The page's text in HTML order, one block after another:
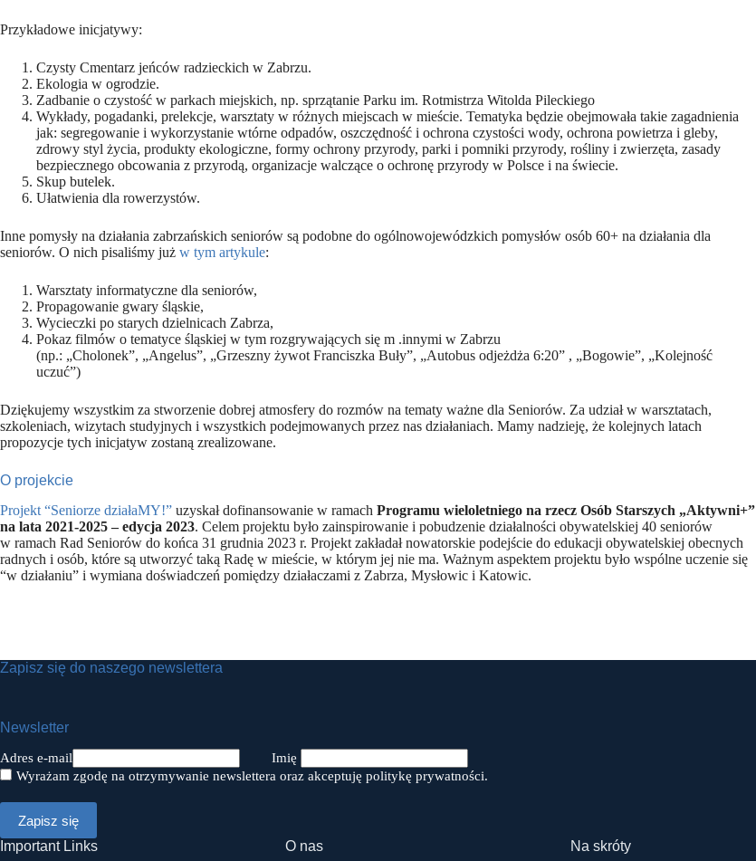
Przykładowe inicjatywy:
Czysty Cmentarz jeńców radzieckich w Zabrzu.
Ekologia w ogrodzie.
Zadbanie o czystość w parkach miejskich, np. sprzątanie Parku im. Rotmistrza Witolda Pileckiego
Wykłady, pogadanki, prelekcje, warsztaty w różnych miejscach w mieście. Tematyka będzie obejmowała takie zagadnienia
jak: segregowanie i wykorzystanie wtórne odpadów, oszczędność i ochrona czystości wody, ochrona powietrza i gleby,
zdrowy styl życia, produkty ekologiczne, formy ochrony przyrody, parki i pomniki przyrody, rośliny i zwierzęta, zasady
bezpiecznego obcowania z przyrodą, organizacje walczące o ochronę przyrody w Polsce i na świecie.
Skup butelek.
Ułatwienia dla rowerzystów.
Inne pomysły na działania zabrzańskich seniorów są podobne do ogólnowojewódzkich pomysłów osób 60+ na działania dla
seniorów. O nich pisaliśmy już w tym artykule:
Warsztaty informatyczne dla seniorów,
Propagowanie gwary śląskie,
Wycieczki po starych dzielnicach Zabrza,
Pokaz filmów o tematyce śląskiej w tym rozgrywających się m .innymi w Zabrzu
(np.: „Cholonek”, „Angelus”, „Grzeszny żywot Franciszka Buły”, „Autobus odjeżdża 6:20” , „Bogowie”, „Kolejność
uczuć”)
Dziękujemy wszystkim za stworzenie dobrej atmosfery do rozmów na tematy ważne dla Seniorów. Za udział w warsztatach,
szkoleniach, wizytach studyjnych i wszystkich podejmowanych przez nas działaniach. Mamy nadzieję, że kolejnych latach
propozycje tych inicjatyw zostaną zrealizowane.
O projekcie
Projekt “Seniorze działaMY!” uzyskał dofinansowanie w ramach Programu wieloletniego na rzecz Osób Starszych „Aktywni+”
na lata 2021-2025 – edycja 2023. Celem projektu było zainspirowanie i pobudzenie działalności obywatelskiej 40 seniorów
w ramach Rad Seniorów do końca 31 grudnia 2023 r. Projekt zakładał nowatorskie podejście do edukacji obywatelskiej obecnych
radnych i osób, które są utworzyć taką Radę w mieście, w którym jej nie ma. Ważnym aspektem projektu było wspólne uczenie się
“w działaniu” i wymiana doświadczeń pomiędzy działaczami z Zabrza, Mysłowic i Katowic.
Zapisz się do naszego newslettera
Newsletter
Adres e-mail
Imię
Wyrażam zgodę na otrzymywanie newslettera oraz akceptuję politykę prywatności.
Important Links O nas Na skróty